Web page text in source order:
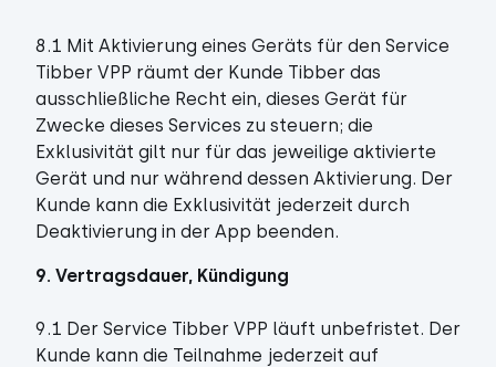
8.1 Mit Aktivierung eines Geräts für den Service
Tibber VPP räumt der Kunde Tibber das
ausschließliche Recht ein, dieses Gerät für
Zwecke dieses Services zu steuern; die
Exklusivität gilt nur für das jeweilige aktivierte
Gerät und nur während dessen Aktivierung. Der
Kunde kann die Exklusivität jederzeit durch
Deaktivierung in der App beenden.
9. Vertragsdauer, Kündigung
9.1 Der Service Tibber VPP läuft unbefristet. Der
Kunde kann die Teilnahme jederzeit auf